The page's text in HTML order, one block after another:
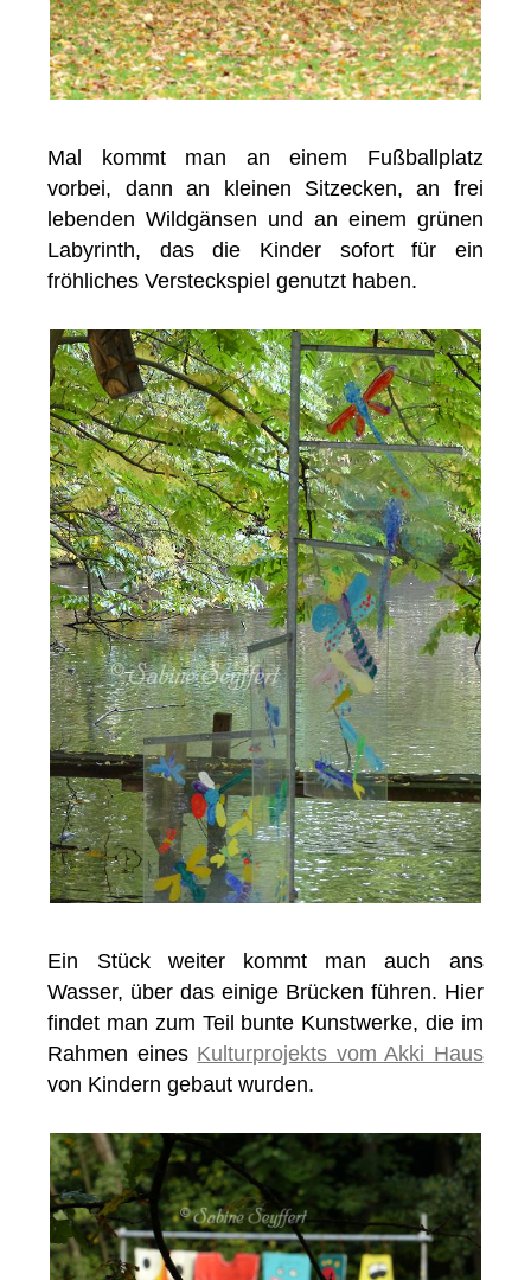
Mal kommt man an einem Fußballplatz
vorbei, dann an kleinen Sitzecken, an frei
lebenden Wildgänsen und an einem grünen
Labyrinth, das die Kinder sofort für ein
fröhliches Versteckspiel genutzt haben.
Ein Stück weiter kommt man auch ans
Wasser, über das einige Brücken führen. Hier
findet man zum Teil bunte Kunstwerke, die im
Rahmen eines Kulturprojekts vom Akki Haus
von Kindern gebaut wurden.